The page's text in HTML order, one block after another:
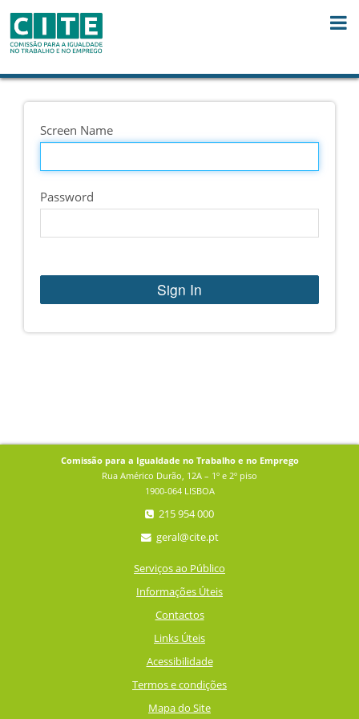
Screen Name
Password
Sign In
Comissão para a Igualdade no Trabalho e no Emprego
Rua Américo Durão, 12A – 1º e 2º piso
1900-064 LISBOA
215 954 000
geral@cite.pt
Serviços ao Público
Informações Úteis
Contactos
Links Úteis
Acessibilidade
Termos e condições
Mapa do Site